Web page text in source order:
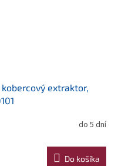
extraktor,
do 5 dní
Do košíka